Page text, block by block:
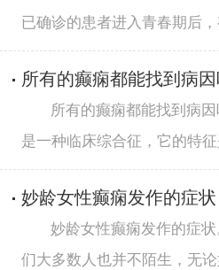
已确诊的患者进入青春期后
所有的癫痫都能找到病
所有的癫痫都能找到病
是一种临床综合征，它的特
妙龄女性癫痫发作的症状
妙龄女性癫痫发作的症
们大多数人也并不陌生，无